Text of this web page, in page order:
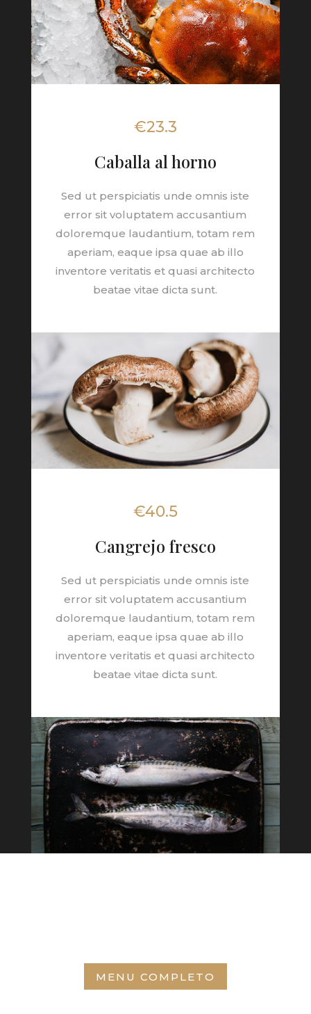
€23.3
Caballa al horno
Sed ut perspiciatis unde omnis iste
error sit voluptatem accusantium
doloremque laudantium, totam rem
aperiam, eaque ipsa quae ab illo
inventore veritatis et quasi architecto
beatae vitae dicta sunt.
€40.5
Cangrejo fresco
Sed ut perspiciatis unde omnis iste
error sit voluptatem accusantium
doloremque laudantium, totam rem
aperiam, eaque ipsa quae ab illo
inventore veritatis et quasi architecto
beatae vitae dicta sunt.
MENU COMPLETO